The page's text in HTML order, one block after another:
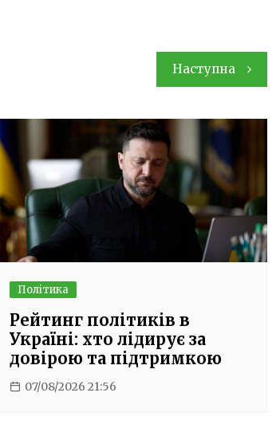
Наступна
Політика
Рейтинг політиків в
Україні: хто лідирує за
довірою та підтримкою
07/08/2026 21:56